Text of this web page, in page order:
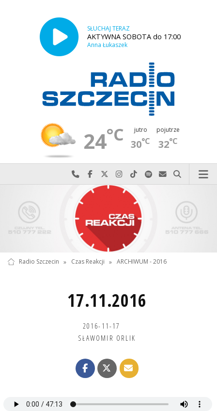
SŁUCHAJ TERAZ
AKTYWNA SOBOTA do 17:00
Anna Łukaszek
24°C jutro
30°C
pojutrze
32°C
Najlepiej po prostu do nas zadzwoń
Odwiedź nas na Facebook-u
Odwiedź nas na X
Odwiedź nas na Instagram-ie
Odwiedź nas na TikTok-u
Szukaj nas na Spotify
Wyślij do nas
Szukaj
Radio Szczecin » Czas Reakcji » ARCHIWUM - 2016
17.11.2016
2016-11-17
SŁAWOMIR ORLIK